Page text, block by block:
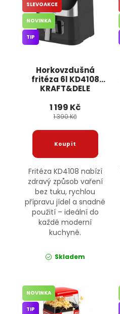
Horkovzdušná
fritéza 6l KD4108
KRAFT&DELE
SLEVOAKCE
NOVINKA
TIP
1 199 Kč
1 390 Kč
Fritéza KD4108 nabízí
zdravý způsob vaření
bez tuku, rychlou
přípravu jídel a snadné
použití – ideální do
každé moderní
kuchyně.
Skladem
NOVINKA
TIP